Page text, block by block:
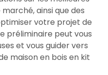
ainsi que des
votre projet de
préliminaire peut vous
et vous guider vers
maison en bois en kit